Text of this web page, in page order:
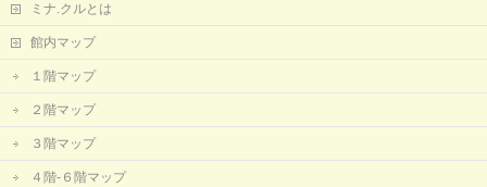
ミナ.クルとは
館内マップ
１階マップ
２階マップ
３階マップ
４階-６階マップ